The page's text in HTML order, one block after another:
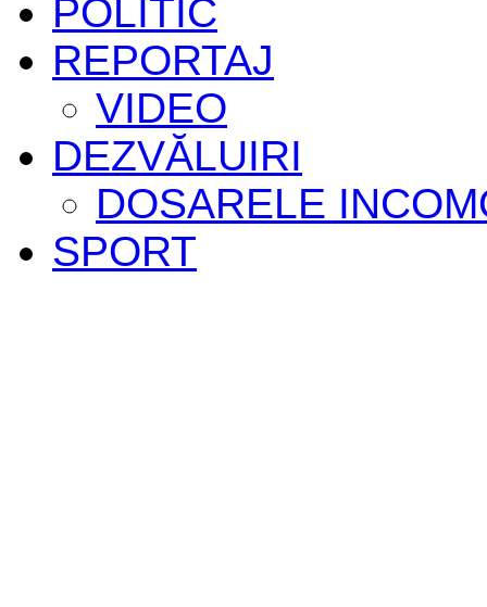
POLITIC
REPORTAJ
VIDEO
DEZVĂLUIRI
DOSARELE
SPORT